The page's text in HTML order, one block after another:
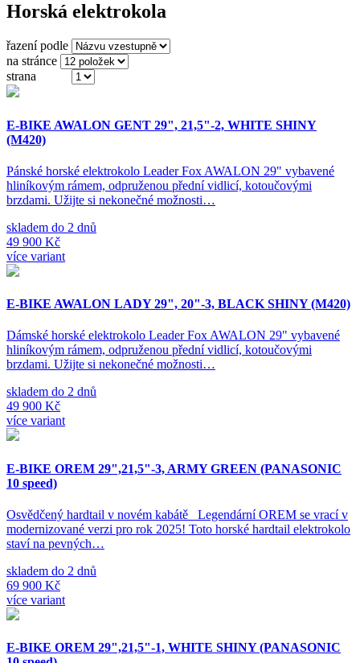
Horská elektrokola
řazení podle
na stránce
strana
E-BIKE AWALON GENT 29", 21,5"-2, WHITE SHINY
(M420)
Pánské horské elektrokolo Leader Fox AWALON 29" vybavené
hliníkovým rámem, odpruženou přední vidlicí, kotoučovými
brzdami. Užijte si nekonečné možnosti…
skladem do 2 dnů
49 900 Kč
více variant
E-BIKE AWALON LADY 29", 20"-3, BLACK SHINY (M420)
Dámské horské elektrokolo Leader Fox AWALON 29" vybavené
hliníkovým rámem, odpruženou přední vidlicí, kotoučovými
brzdami. Užijte si nekonečné možnosti…
skladem do 2 dnů
49 900 Kč
více variant
E-BIKE OREM 29",21,5"-3, ARMY GREEN (PANASONIC
10 speed)
Osvědčený hardtail v novém kabátě Legendární OREM se vrací v
modernizované verzi pro rok 2025! Toto horské hardtail elektrokolo
staví na pevných…
skladem do 2 dnů
69 900 Kč
více variant
E-BIKE OREM 29",21,5"-1, WHITE SHINY (PANASONIC